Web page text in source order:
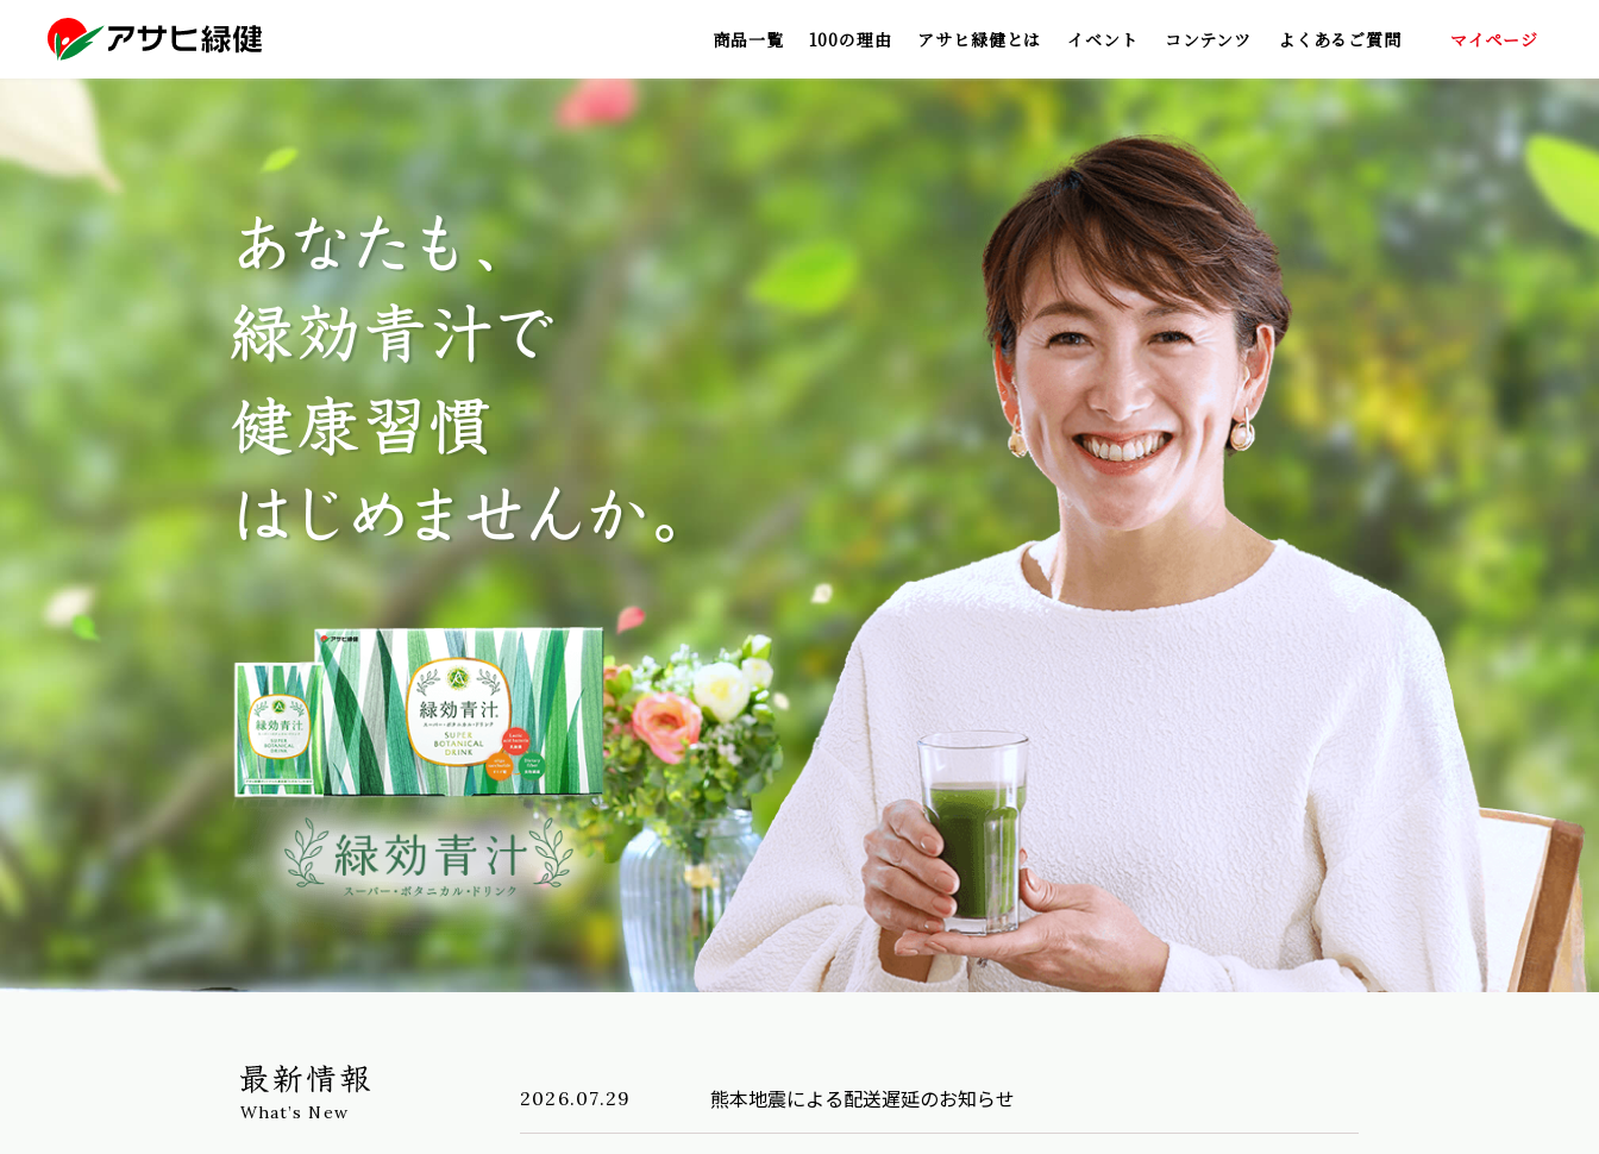
商品一覧 100の理由 アサヒ緑健とは イベント コンテンツ
おいしい飲み方 わくらくポイント 青汁レシピ集
よくあるご質問 マイページ
What’s New
2026.07.29 熊本地震による配送遅延のお知らせ